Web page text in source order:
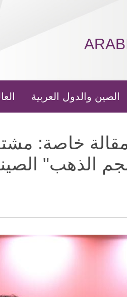
الصين والدول العربية
خاصة:
الذهب"